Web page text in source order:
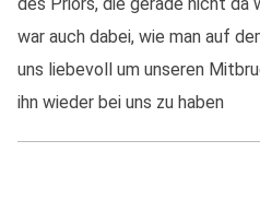
war auch dabei, wie man auf
uns liebevoll um unseren
ihn wieder bei uns zu haben